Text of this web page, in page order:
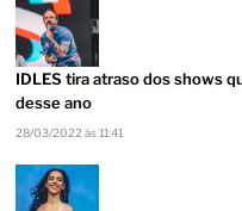
IDLES tira atraso dos shows
desse ano
28/03/2022 às 11:41